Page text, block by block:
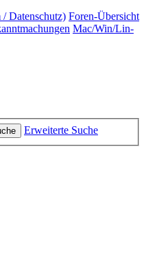
Datenschutz) Foren-Übersicht
Mac/Win/Lin-
Erweiterte Suche